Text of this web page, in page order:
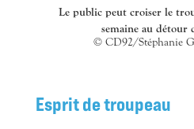
Le public peut croiser le
semaine au détour
© CD92/Stéphanie
Esprit de troupeau